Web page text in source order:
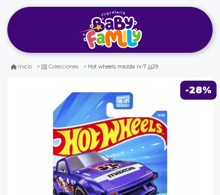
Inicio Colecciones Hot wheels mazda rx-7 jjj29
-28%